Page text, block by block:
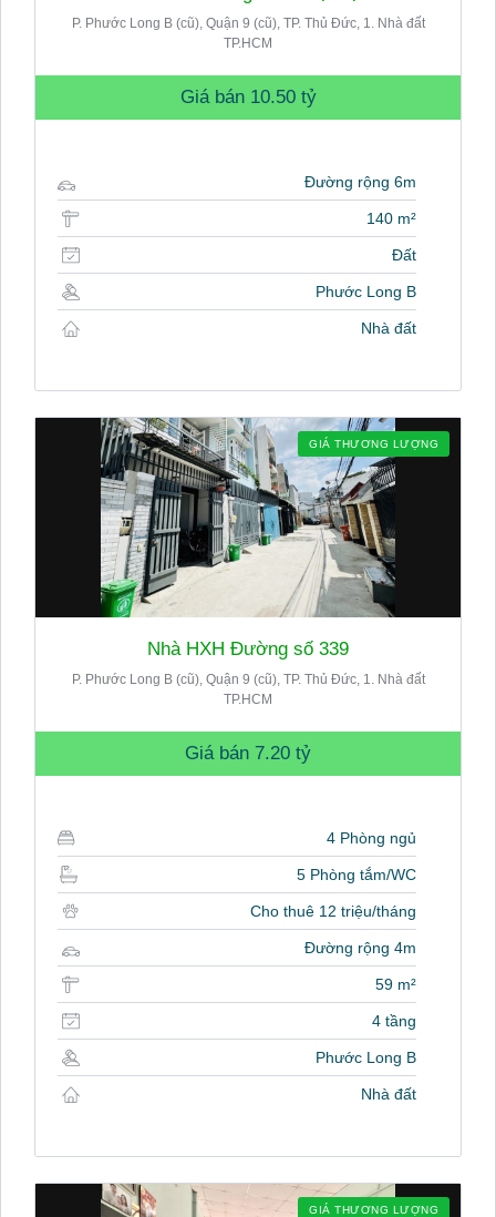
P. Phước Long B (cũ), Quận 9 (cũ), TP. Thủ Đức, 1. Nhà đất
TP.HCM
Giá bán 10.50 tỷ
Đường rộng 6m
140 m²
Đất
Phước Long B
Nhà đất
GIÁ THƯƠNG LƯỢNG
Nhà HXH Đường số 339
P. Phước Long B (cũ), Quận 9 (cũ), TP. Thủ Đức, 1. Nhà đất
TP.HCM
Giá bán 7.20 tỷ
4 Phòng ngủ
5 Phòng tắm/WC
Cho thuê 12 triệu/tháng
Đường rộng 4m
59 m²
4 tầng
Phước Long B
Nhà đất
GIÁ THƯƠNG LƯỢNG